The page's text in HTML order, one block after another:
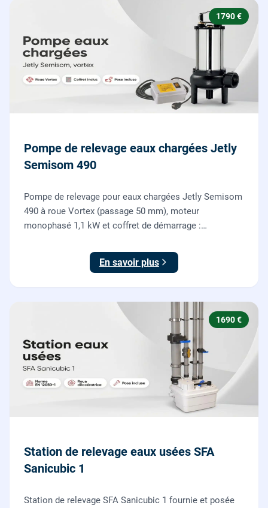
1790 €
Pompe de relevage eaux chargées Jetly
Semisom 490
Pompe de relevage pour eaux chargées Jetly Semisom
490 à roue Vortex (passage 50 mm), moteur
monophasé 1,1 kW et coffret de démarrage :
fournie et posée par nos plombiers.
En savoir plus
1690 €
Station de relevage eaux usées SFA
Sanicubic 1
Station de relevage SFA Sanicubic 1 fournie et posée